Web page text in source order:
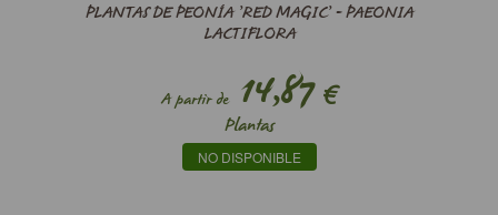
PLANTAS DE PEONÍA ’RED MAGIC’ - PAEONIA
LACTIFLORA
A partir de14,87€
Plantas
NO DISPONIBLE